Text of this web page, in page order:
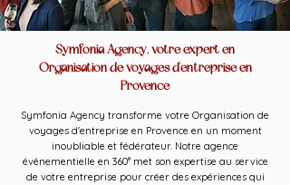
Symfonia Agency, votre expert en
Organisation de voyages d'entreprise en
Provence
Symfonia Agency transforme votre Organisation de
voyages d'entreprise en Provence en un moment
inoubliable et fédérateur. Notre agence
événementielle en 360° met son expertise au service
de votre entreprise pour créer des expériences qui